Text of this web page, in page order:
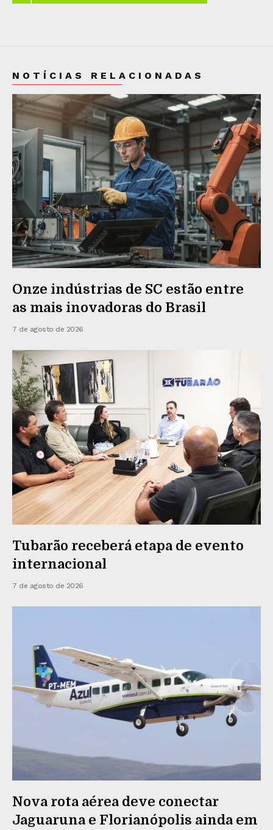
NOTÍCIAS RELACIONADAS
Onze indústrias de SC estão entre
as mais inovadoras do Brasil
7 de agosto de 2026
Tubarão receberá etapa de evento
internacional
7 de agosto de 2026
Nova rota aérea deve conectar
Jaguaruna e Florianópolis ainda em